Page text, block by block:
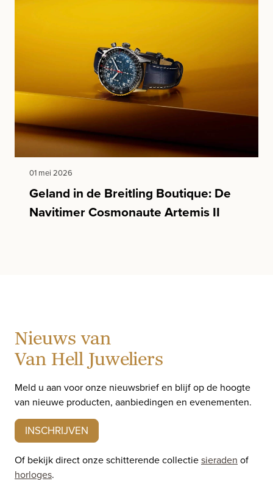
01 mei 2026
Geland in de Breitling Boutique: De
Navitimer Cosmonaute Artemis II
Nieuws van
Van Hell Juweliers
Meld u aan voor onze nieuwsbrief en blijf op de hoogte
van nieuwe producten, aanbiedingen en evenementen.
INSCHRIJVEN
Of bekijk direct onze schitterende collectiesieraden of
horloges.